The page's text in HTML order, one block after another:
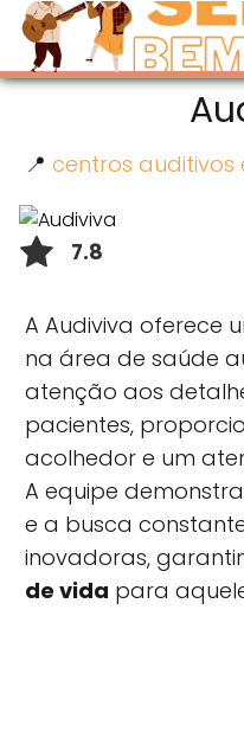
📍 centros auditivos
7.8
A Audiviva oferece
na área de saúde
atenção aos
pacientes,
acolhedor e um
A equipe
e a busca
inovadoras,
de vida para